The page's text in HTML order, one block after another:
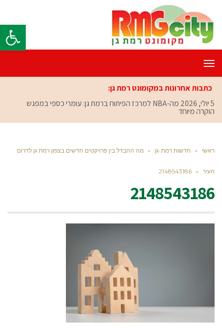
פתח
תפריט
כתבות אחרונות במקומונט רמת גן:
5 יולי, 2026
מה-NBA למרכז הפיתוח ברמת גן: עומרי כספי במפגש
הוקרה מיוחד
ראשי » חדשות רמת-גן » מה ההבדל בין פרויקטים חדשים בצפון רמת גן לדרום
העיר »
2148543186
2148543186